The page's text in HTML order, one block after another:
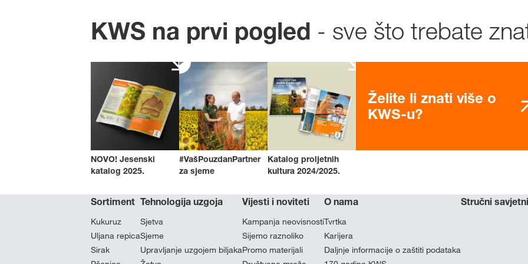
KWS na prvi pogled - sve što trebate
NOVO! Jesenski
katalog 2025.
#VašPouzdanPartner
za sjeme
Katalog proljetnih
kultura 2024/2025.
Želite li znati više o
KWS-u?
Sortiment
Kukuruz
Uljana repica
Sirak
Tehnologija uzgoja
Sjetva
Sjeme
Upravljanje uzgojem biljaka
Vijesti i noviteti
Kampanja neovisnosti
Sijemo raznoliko
Promo materijali
O nama
Tvrtka
Karijera
Daljnje informacije o zaštiti podataka
Stručni